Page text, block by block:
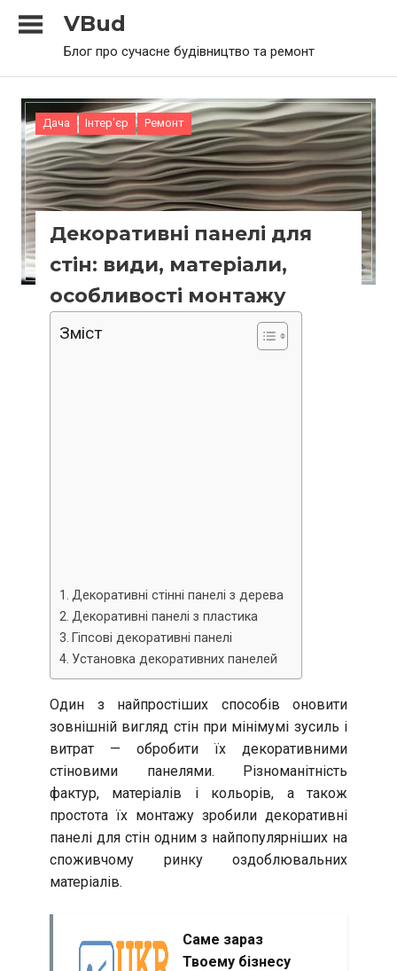
VBud
Блог про сучасне будівництво та ремонт
Дача Інтер'єр Ремонт
Декоративні панелі для
стін: види, матеріали,
особливості монтажу
Зміст
Декоративні стінні панелі з дерева
Декоративні панелі з пластика
Гіпсові декоративні панелі
Установка декоративних панелей
Один з найпростіших способів оновити
зовнішній вигляд стін при мінімумі зусиль і
витрат — обробити їх декоративними
стіновими панелями. Різноманітність
фактур, матеріалів і кольорів, а також
простота їх монтажу зробили декоративні
панелі для стін одним з найпопулярніших на
споживчому ринку оздоблювальних
матеріалів.
Саме зараз
Твоему бізнесу